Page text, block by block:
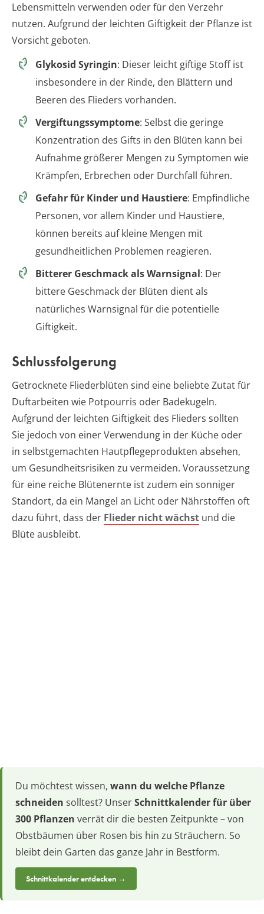
Lebensmitteln verwenden oder für den Verzehr
nutzen. Aufgrund der leichten Giftigkeit der Pflanze ist
Vorsicht geboten.
Glykosid Syringin: Dieser leicht giftige Stoff ist
insbesondere in der Rinde, den Blättern und
Beeren des Flieders vorhanden.
Vergiftungssymptome: Selbst die geringe
Konzentration des Gifts in den Blüten kann bei
Aufnahme größerer Mengen zu Symptomen wie
Krämpfen, Erbrechen oder Durchfall führen.
Gefahr für Kinder und Haustiere: Empfindliche
Personen, vor allem Kinder und Haustiere,
können bereits auf kleine Mengen mit
gesundheitlichen Problemen reagieren.
Bitterer Geschmack als Warnsignal: Der
bittere Geschmack der Blüten dient als
natürliches Warnsignal für die potentielle
Giftigkeit.
Schlussfolgerung
Getrocknete Fliederblüten sind eine beliebte Zutat für
Duftarbeiten wie Potpourris oder Badekugeln.
Aufgrund der leichten Giftigkeit des Flieders sollten
Sie jedoch von einer Verwendung in der Küche oder
in selbstgemachten Hautpflegeprodukten absehen,
um Gesundheitsrisiken zu vermeiden. Voraussetzung
für eine reiche Blütenernte ist zudem ein sonniger
Standort, da ein Mangel an Licht oder Nährstoffen oft
dazu führt, dass der Flieder nicht wächst und die
Blüte ausbleibt.
Du möchtest wissen, wann du welche Pflanze
schneiden solltest? UnserSchnittkalender für über
300 Pflanzen verrät dir die besten Zeitpunkte – von
Obstbäumen über Rosen bis hin zu Sträuchern. So
bleibt dein Garten das ganze Jahr in Bestform.
Schnittkalender entdecken →